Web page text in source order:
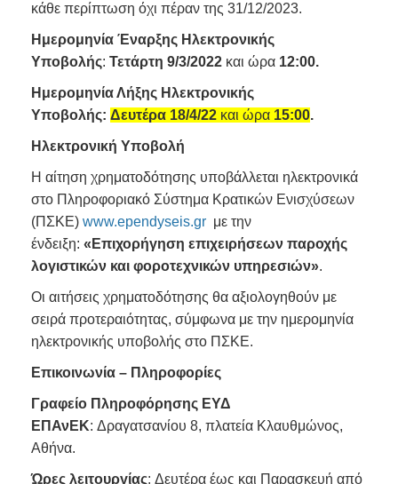
κάθε περίπτωση όχι πέραν της 31/12/2023.
Ημερομηνία Έναρξης Ηλεκτρονικής
Υποβολής: Τετάρτη 9/3/2022 και ώρα 12:00.
Ημερομηνία Λήξης Ηλεκτρονικής
Υποβολής: Δευτέρα 18/4/22 και ώρα 15:00.
Ηλεκτρονική Υποβολή
Η αίτηση χρηματοδότησης υποβάλλεται ηλεκτρονικά
στο Πληροφοριακό Σύστημα Κρατικών Ενισχύσεων
(ΠΣΚΕ) www.ependyseis.gr με την
ένδειξη: «Επιχορήγηση επιχειρήσεων παροχής
λογιστικών και φοροτεχνικών υπηρεσιών».
Οι αιτήσεις χρηματοδότησης θα αξιολογηθούν με
σειρά προτεραιότητας, σύμφωνα με την ημερομηνία
ηλεκτρονικής υποβολής στο ΠΣΚΕ.
Επικοινωνία – Πληροφορίες
Γραφείο Πληροφόρησης ΕΥΔ
ΕΠΑνΕΚ: Δραγατσανίου 8, πλατεία Κλαυθμώνος,
Αθήνα.
Ώρες λειτουργίας: Δευτέρα έως και Παρασκευή από